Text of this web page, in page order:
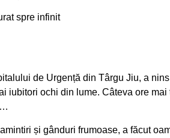
spre infinit
de Urgență din Târgu Jiu, a
iubitori ochi din lume. Câteva ore
și gânduri frumoase, a făcut